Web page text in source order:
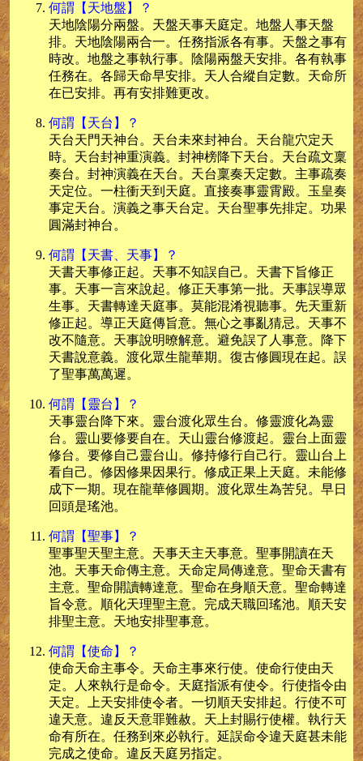
何謂【天地盤】？
天地陰陽分兩盤。天盤天事天庭定。地盤人事天盤
排。天地陰陽兩合一。任務指派各有事。天盤之事有
時改。地盤之事執行事。陰陽兩盤天安排。各有執事
任務在。各歸天命早安排。天人合縱自定數。天命所
在已安排。再有安排難更改。
何謂【天台】？
天台天門天神台。天台未來封神台。天台龍穴定天
時。天台封神重演義。封神榜降下天台。天台疏文稟
奏台。封神演義在天台。天台稟奏天定數。主事疏奏
天定位。一柱衝天到天庭。直接奏事靈霄殿。玉皇奏
事定天台。演義之事天台定。天台聖事先排定。功果
圓滿封神台。
何謂【天書、天事】？
天書天事修正起。天事不知誤自己。天書下旨修正
事。天事一言來說起。修正天事第一批。天事誤導眾
生事。天書轉達天庭事。莫能混淆視聽事。先天重新
修正起。導正天庭傳旨意。無心之事亂猜忌。天事不
改不隨意。天事說明暸解意。避免誤了人事意。降下
天書說意義。渡化眾生龍華期。復古修圓現在起。誤
了聖事萬萬遲。
何謂【靈台】？
天事靈台降下來。靈台渡化眾生台。修靈渡化為靈
台。靈山要修要自在。天山靈台修渡起。靈台上面靈
修台。要修自己靈台山。修持修行自己行。靈山台上
看自己。修因修果因果行。修成正果上天庭。未能修
成下一期。現在龍華修圓期。渡化眾生為苦兒。早日
回頭是瑤池。
何謂【聖事】？
聖事聖天聖主意。天事天主天事意。聖事開讀在天
池。天事天命傳主意。天命定局傳達意。聖命天書有
主意。聖命開讀轉達意。聖命在身順天意。聖命轉達
旨令意。順化天理聖主意。完成天職回瑤池。順天安
排聖主意。天地安排聖事意。
何謂【使命】？
使命天命主事令。天命主事來行使。使命行使由天
定。人來執行是命令。天庭指派有使令。行使指令由
天定。上天安排使令者。一切順天安排起。行使不可
違天意。違反天意罪難赦。天上封賜行使權。執行天
命有所在。任務到來必執行。延誤命令違天庭甚未能
完成之使命。違反天庭另指定。